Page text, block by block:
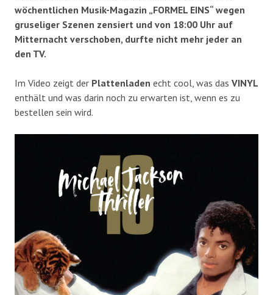
wöchentlichen Musik-Magazin „FORMEL EINS“ wegen
gruseliger Szenen zensiert und von 18:00 Uhr auf
Mitternacht verschoben, durfte nicht mehr jeder an
den TV.
Im Video zeigt der Plattenladen echt cool, was das VINYL
enthält und was darin noch zu erwarten ist, wenn es zu
bestellen sein wird.